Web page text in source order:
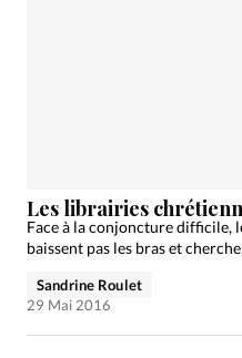
Les librairies
Face à la conjoncture difficile,
baissent pas les bras et
Sandrine Roulet
29 Mai 2016